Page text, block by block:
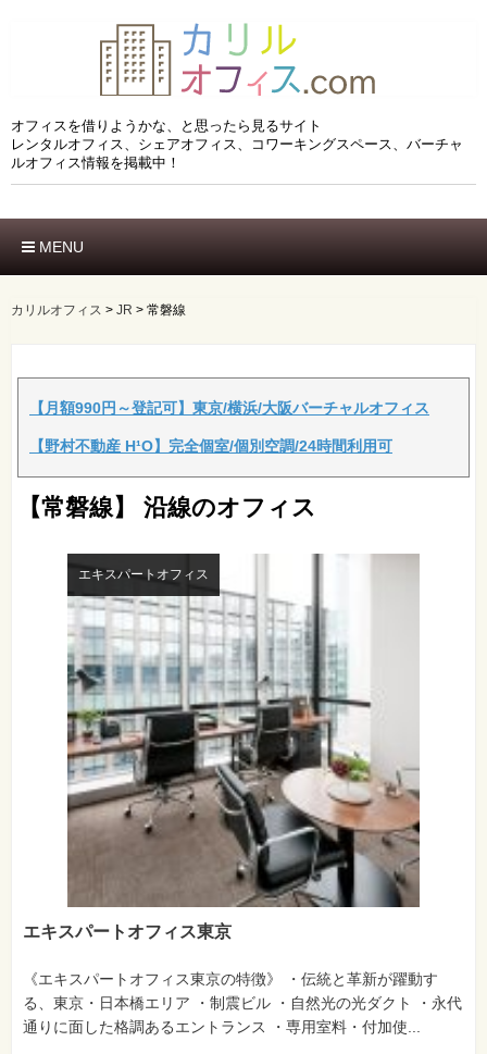
オフィスを借りようかな、と思ったら見るサイト
レンタルオフィス、シェアオフィス、コワーキングスペース、バーチャ
ルオフィス情報を掲載中！
MENU
特徴でさがす
カリルオフィス > JR > 常磐線
【月額990円～登記可】東京/横浜/大阪バーチャルオフィス
【野村不動産 H¹O】完全個室/個別空調/24時間利用可
【常磐線】 沿線のオフィス
エキスパートオフィス
エキスパートオフィス東京
《エキスパートオフィス東京の特徴》 ・伝統と革新が躍動す
る、東京・日本橋エリア ・制震ビル ・自然光の光ダクト ・永代
通りに面した格調あるエントランス ・専用室料・付加使...